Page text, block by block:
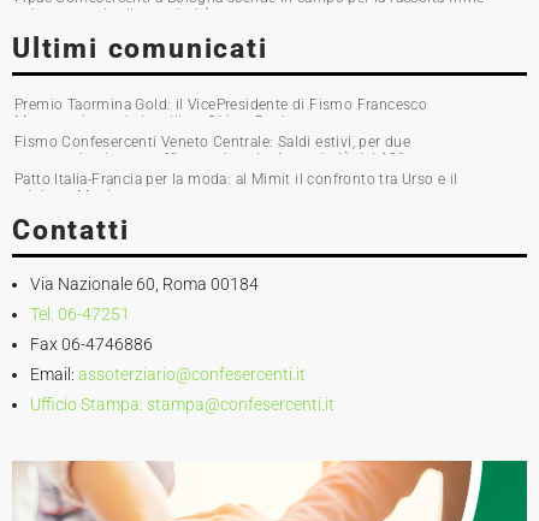
sul commercio di prossimità
Ultimi comunicati
Premio Taormina Gold: il VicePresidente di Fismo Francesco
Musumeci premia la stilista Chiara Boni
Fismo Confesercenti Veneto Centrale: Saldi estivi, per due
commercianti su tre affluenza in calo. Incassi giù del 10%
Patto Italia-Francia per la moda: al Mimit il confronto tra Urso e il
ministro Martin
Contatti
Via Nazionale 60, Roma 00184
Tel. 06-47251
Fax 06-4746886
Email: assoterziario@confesercenti.it
Ufficio Stampa: stampa@confesercenti.it